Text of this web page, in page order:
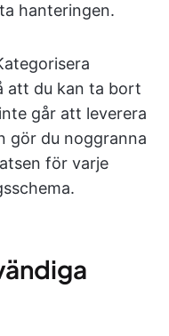
hanteringen.
att du kan ta bort
går att leverera
gör du noggranna
för varje